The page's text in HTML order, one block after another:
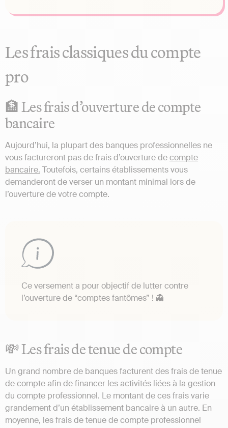
Les frais classiques du compte
pro
🏦 Les frais d’ouverture de compte
bancaire
Aujourd’hui, la plupart des banques professionnelles ne
vous factureront pas de frais d’ouverture decompte
bancaire. Toutefois, certains établissements vous
demanderont de verser un montant minimal lors de
l’ouverture de votre compte.
Ce versement a pour objectif de lutter contre
l’ouverture de “comptes fantômes” ! 👻
💸 Les frais de tenue de compte
Un grand nombre de banques facturent des frais de tenue
de compte afin de financer les activités liées à la gestion
du compte professionnel. Le montant de ces frais varie
grandement d’un établissement bancaire à un autre. En
moyenne, les frais de tenue de compte professionnel